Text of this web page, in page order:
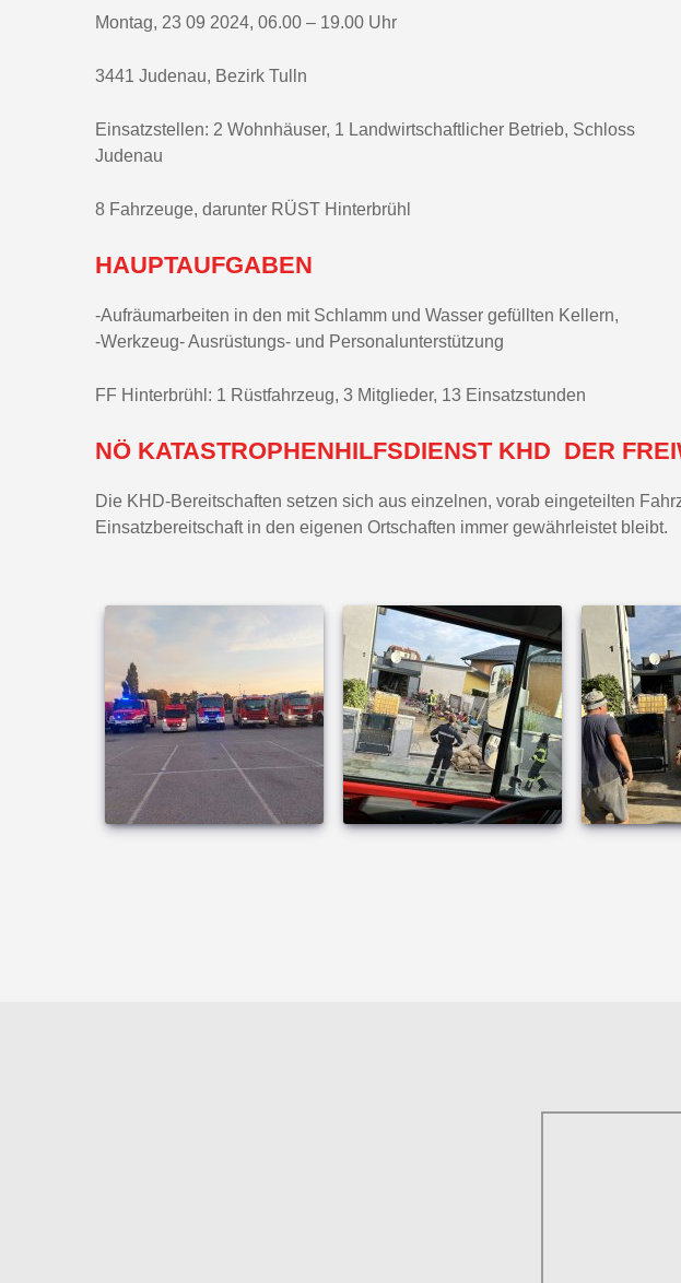
Montag, 23 09 2024, 06.00 – 19.00 Uhr
3441 Judenau, Bezirk Tulln
Einsatzstellen: 2 Wohnhäuser, 1 Landwirtschaftlicher Betrieb, Schloss
Judenau
8 Fahrzeuge, darunter RÜST Hinterbrühl
HAUPTAUFGABEN
-Aufräumarbeiten in den mit Schlamm und Wasser gefüllten Kellern,
-Werkzeug- Ausrüstungs- und Personalunterstützung
FF Hinterbrühl: 1 Rüstfahrzeug, 3 Mitglieder, 13 Einsatzstunden
NÖ KATASTROPHENHILFSDIENST KHD DER
Die KHD-Bereitschaften setzen sich aus einzelnen, vorab eingeteilten
Einsatzbereitschaft in den eigenen Ortschaften immer gewährleistet bleibt.